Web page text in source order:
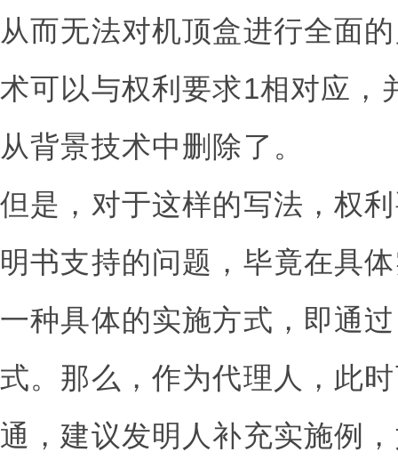
从而无法对机顶盒进行全面
术可以与权利要求1相对应，
从背景技术中删除了。
但是，对于这样的写法，权
明书支持的问题，毕竟在具
一种具体的实施方式，即通
式。那么，作为代理人，此
通，建议发明人补充实施例